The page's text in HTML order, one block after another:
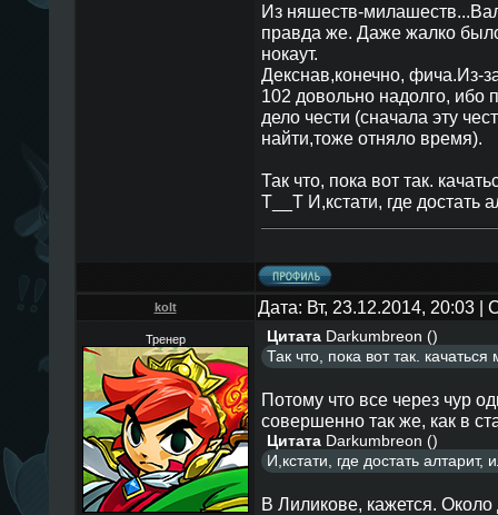
Из няшеств-
правда же. Даже жалко
нокаут.
Декснав,конечно, фича.Из-
102 довольно надолго, ибо
дело чести (сначала эту
найти,тоже отняло время).
Так что, пока вот так.
Т__Т И,кстати, где достать
kolt Дата: Вт, 23.12.2014, 20:03
Тренер Цитата Darkumbreon ()
Так что, пока вот так.
Потому что все через чур
совершенно так же, как в
Цитата Darkumbreon ()
И,кстати, где достать алтарит,
В Лиликове, кажется. Около